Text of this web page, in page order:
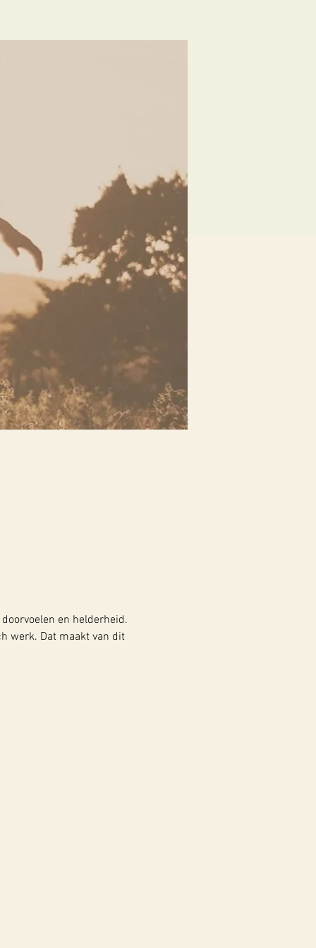
en helderheid.
werk. Dat maakt van dit